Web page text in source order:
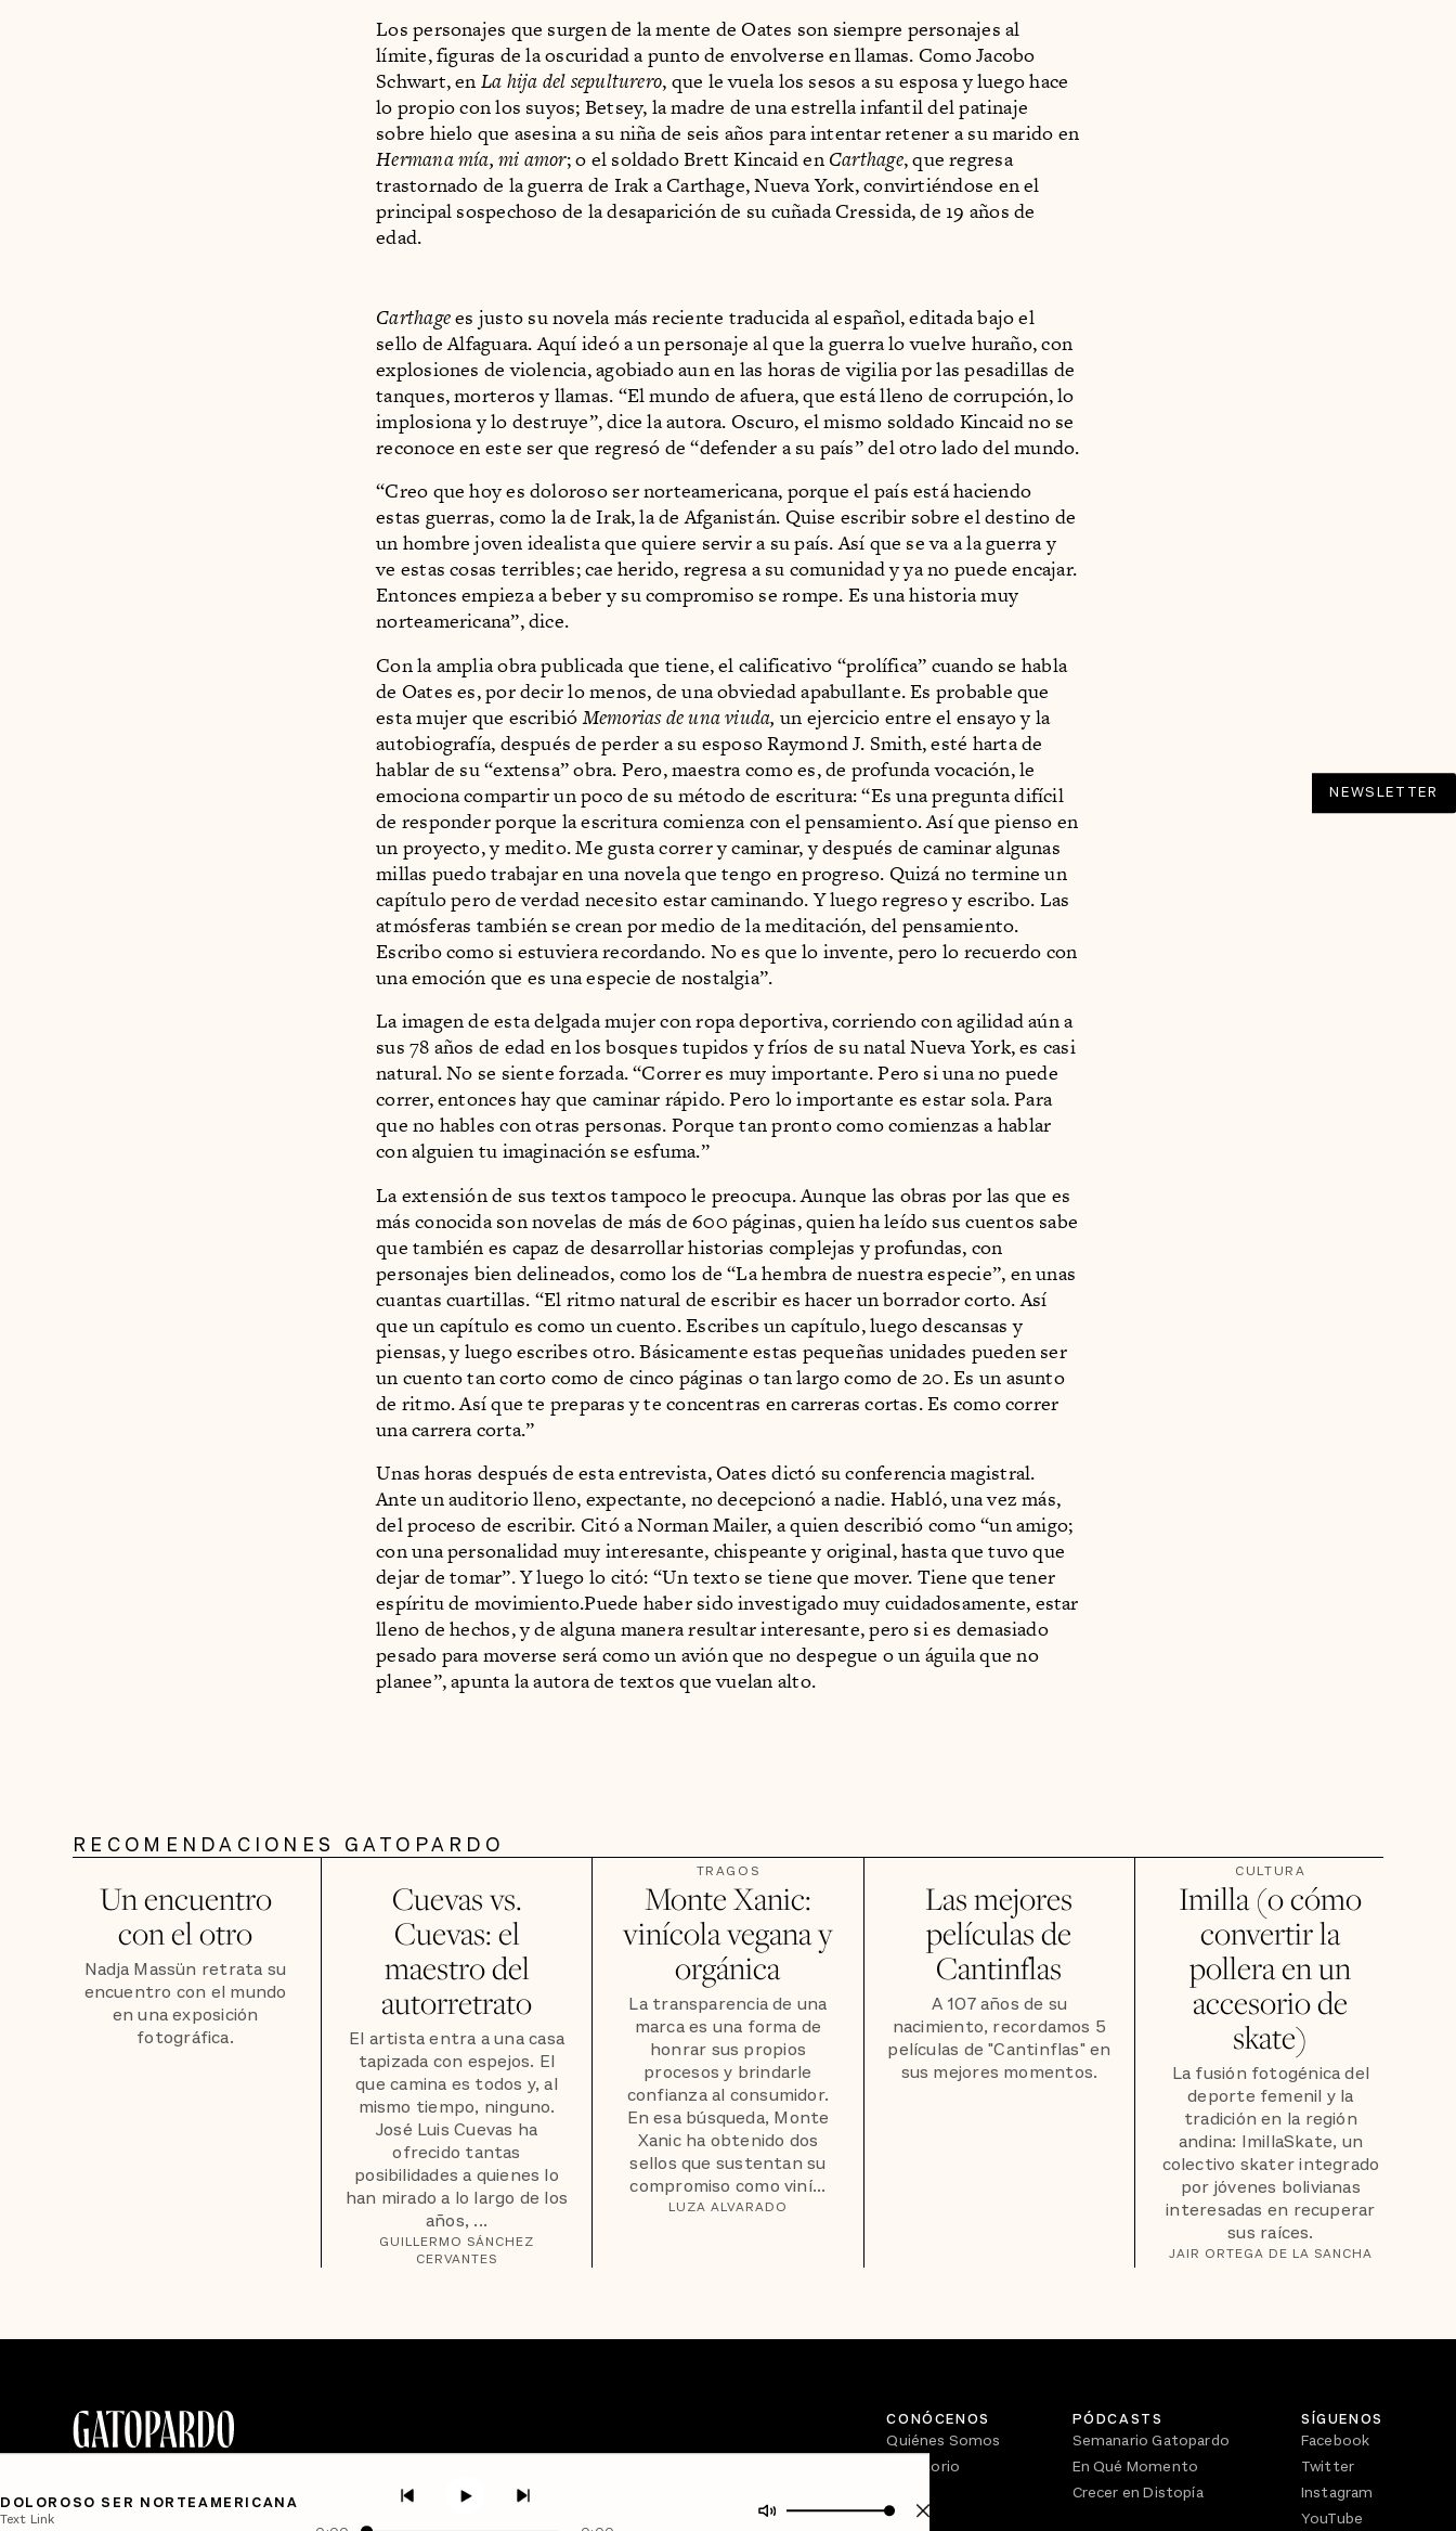
Los personajes que surgen de la mente de Oates son siempre personajes al
límite, figuras de la oscuridad a punto de envolverse en llamas. Como Jacobo
Schwart, en La hija del sepulturero, que le vuela los sesos a su esposa y luego hace
lo propio con los suyos; Betsey, la madre de una estrella infantil del patinaje
sobre hielo que asesina a su niña de seis años para intentar retener a su marido en
Hermana mía, mi amor; o el soldado Brett Kincaid en Carthage, que regresa
trastornado de la guerra de Irak a Carthage, Nueva York, convirtiéndose en el
principal sospechoso de la desaparición de su cuñada Cressida, de 19 años de
edad.
Carthagees justo su novela más reciente traducida al español, editada bajo el
sello de Alfaguara. Aquí ideó a un personaje al que la guerra lo vuelve huraño, con
explosiones de violencia, agobiado aun en las horas de vigilia por las pesadillas de
tanques, morteros y llamas. “El mundo de afuera, que está lleno de corrupción, lo
implosiona y lo destruye”, dice la autora. Oscuro, el mismo soldado Kincaid no se
reconoce en este ser que regresó de “defender a su país” del otro lado del mundo.
“Creo que hoy es doloroso ser norteamericana, porque el país está haciendo
estas guerras, como la de Irak, la de Afganistán. Quise escribir sobre el destino de
un hombre joven idealista que quiere servir a su país. Así que se va a la guerra y
ve estas cosas terribles; cae herido, regresa a su comunidad y ya no puede encajar.
Entonces empieza a beber y su compromiso se rompe. Es una historia muy
norteamericana”, dice.
Con la amplia obra publicada que tiene, el calificativo “prolífica” cuando se habla
de Oates es, por decir lo menos, de una obviedad apabullante. Es probable que
esta mujer que escribióMemorias de una viuda, un ejercicio entre el ensayo y la
autobiografía, después de perder a su esposo Raymond J. Smith, esté harta de
hablar de su “extensa” obra. Pero, maestra como es, de profunda vocación, le
emociona compartir un poco de su método de escritura: “Es una pregunta difícil
de responder porque la escritura comienza con el pensamiento. Así que pienso en
un proyecto, y medito. Me gusta correr y caminar, y después de caminar algunas
millas puedo trabajar en una novela que tengo en progreso. Quizá no termine un
capítulo pero de verdad necesito estar caminando. Y luego regreso y escribo. Las
atmósferas también se crean por medio de la meditación, del pensamiento.
Escribo como si estuviera recordando. No es que lo invente, pero lo recuerdo con
una emoción que es una especie de nostalgia”.
La imagen de esta delgada mujer con ropa deportiva, corriendo con agilidad aún a
sus 78 años de edad en los bosques tupidos y fríos de su natal Nueva York, es casi
natural. No se siente forzada. “Correr es muy importante. Pero si una no puede
correr, entonces hay que caminar rápido. Pero lo importante es estar sola. Para
que no hables con otras personas. Porque tan pronto como comienzas a hablar
con alguien tu imaginación se esfuma.”
La extensión de sus textos tampoco le preocupa. Aunque las obras por las que es
más conocida son novelas de más de 600 páginas, quien ha leído sus cuentos sabe
que también es capaz de desarrollar historias complejas y profundas, con
personajes bien delineados, como los de “La hembra de nuestra especie”, en unas
cuantas cuartillas. “El ritmo natural de escribir es hacer un borrador corto. Así
que un capítulo es como un cuento. Escribes un capítulo, luego descansas y
piensas, y luego escribes otro. Básicamente estas pequeñas unidades pueden ser
un cuento tan corto como de cinco páginas o tan largo como de 20. Es un asunto
de ritmo. Así que te preparas y te concentras en carreras cortas. Es como correr
una carrera corta.”
Unas horas después de esta entrevista, Oates dictó su conferencia magistral.
Ante un auditorio lleno, expectante, no decepcionó a nadie. Habló, una vez más,
del proceso de escribir. Citó a Norman Mailer, a quien describió como “un amigo;
con una personalidad muy interesante, chispeante y original, hasta que tuvo que
dejar de tomar”. Y luego lo citó: “Un texto se tiene que mover. Tiene que tener
espíritu de movimiento.Puede haber sido investigado muy cuidadosamente, estar
lleno de hechos, y de alguna manera resultar interesante, pero si es demasiado
pesado para moverse será como un avión que no despegue o un águila que no
planee”, apunta la autora de textos que vuelan alto.
NEWSLETTER
RECOMENDACIONES GATOPARDO
Un encuentro
con el otro
Nadja Massün retrata su
encuentro con el mundo
en una exposición
fotográfica.
Cuevas vs.
Cuevas: el
maestro del
autorretrato
El artista entra a una casa
tapizada con espejos. El
que camina es todos y, al
mismo tiempo, ninguno.
José Luis Cuevas ha
ofrecido tantas
posibilidades a quienes lo
han mirado a lo largo de los
años, ...
GUILLERMO SÁNCHEZ
CERVANTES
TRAGOS
Monte Xanic:
vinícola vegana y
orgánica
La transparencia de una
marca es una forma de
honrar sus propios
procesos y brindarle
confianza al consumidor.
En esa búsqueda, Monte
Xanic ha obtenido dos
sellos que sustentan su
compromiso como viní...
LUZA ALVARADO
Las mejores
películas de
Cantinflas
A 107 años de su
nacimiento, recordamos 5
películas de "Cantinflas" en
sus mejores momentos.
CULTURA
Imilla (o cómo
convertir la
pollera en un
accesorio de
skate)
La fusión fotogénica del
deporte femenil y la
tradición en la región
andina: ImillaSkate, un
colectivo skater integrado
por jóvenes bolivianas
interesadas en recuperar
sus raíces.
JAIR ORTEGA DE LA SANCHA
DOLOROSO SER NORTEAMERICANA
Text Link
CONÓCENOS
Quiénes Somos
Directorio
PÓDCASTS
Semanario Gatopardo
En Qué Momento
Crecer en Distopía
SÍGUENOS
Facebook
Twitter
Instagram
YouTube